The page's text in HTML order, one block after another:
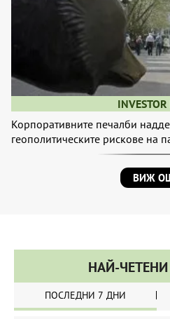
INVESTOR
Корпоративните печалби
геополитическите рискове на
ВИЖ
НАЙ-
ПОСЛЕДНИ 7 ДНИ